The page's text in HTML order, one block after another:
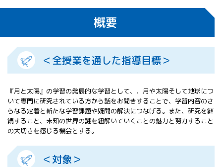
APRSAF（ア
ジア太平洋
地域宇宙機
関会議）宇
宙教育 for
All 分科会
APRSAF宇宙
分科会 年次
会合
APRSAFポス
ターコンテ
APRSAF教員
概要
＜全授業を通した指導目標＞
『月と太陽』の学習の発展的な学習として、、月や太陽そして地球につ
いて専門に研究されている方から話をお聞きすることで、学習内容のさ
らなる定着と新たな学習課題や疑問の解決につなげる。また、研究を継
続すること、未知の世界の謎を紐解いていくことの魅力と努力すること
の大切さを感じる機会とする。
＜対象＞